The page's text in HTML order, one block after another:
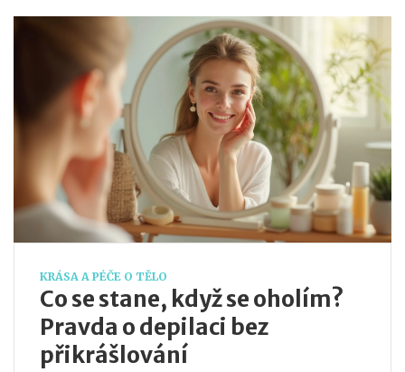
KRÁSA A PÉČE O TĚLO
Co se stane, když se oholím?
Pravda o depilaci bez
přikrášlování